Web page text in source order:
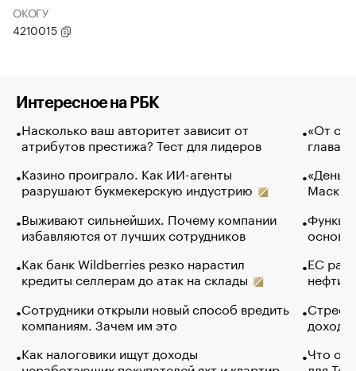
ОКОГУ
4210015
Интересное на РБК
Насколько ваш авторитет зависит от
атрибутов престижа? Тест для лидеров
Казино проиграло. Как ИИ-агенты
разрушают букмекерскую индустрию
Выживают сильнейших. Почему компании
избавляются от лучших сотрудников
Как банк Wildberries резко нарастил
кредиты селлерам до атак на склады
Сотрудники открыли новый способ вредить
компаниям. Зачем им это
Как налоговики ищут доходы
«От
глава
Маск в
основ
ЕС
нефти
Что